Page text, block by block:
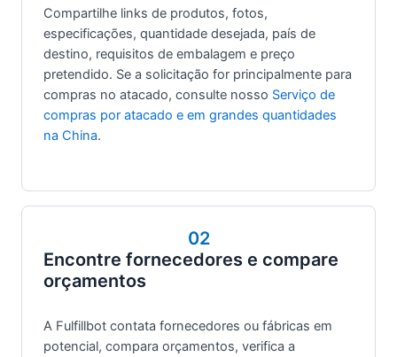
Compartilhe links de produtos, fotos,
especificações, quantidade desejada, país de
destino, requisitos de embalagem e preço
pretendido. Se a solicitação for principalmente para
compras no atacado, consulte nosso Serviço de
compras por atacado e em grandes quantidades
na China.
02
Encontre fornecedores e compare
orçamentos
A Fulfillbot contata fornecedores ou fábricas em
potencial, compara orçamentos, verifica a